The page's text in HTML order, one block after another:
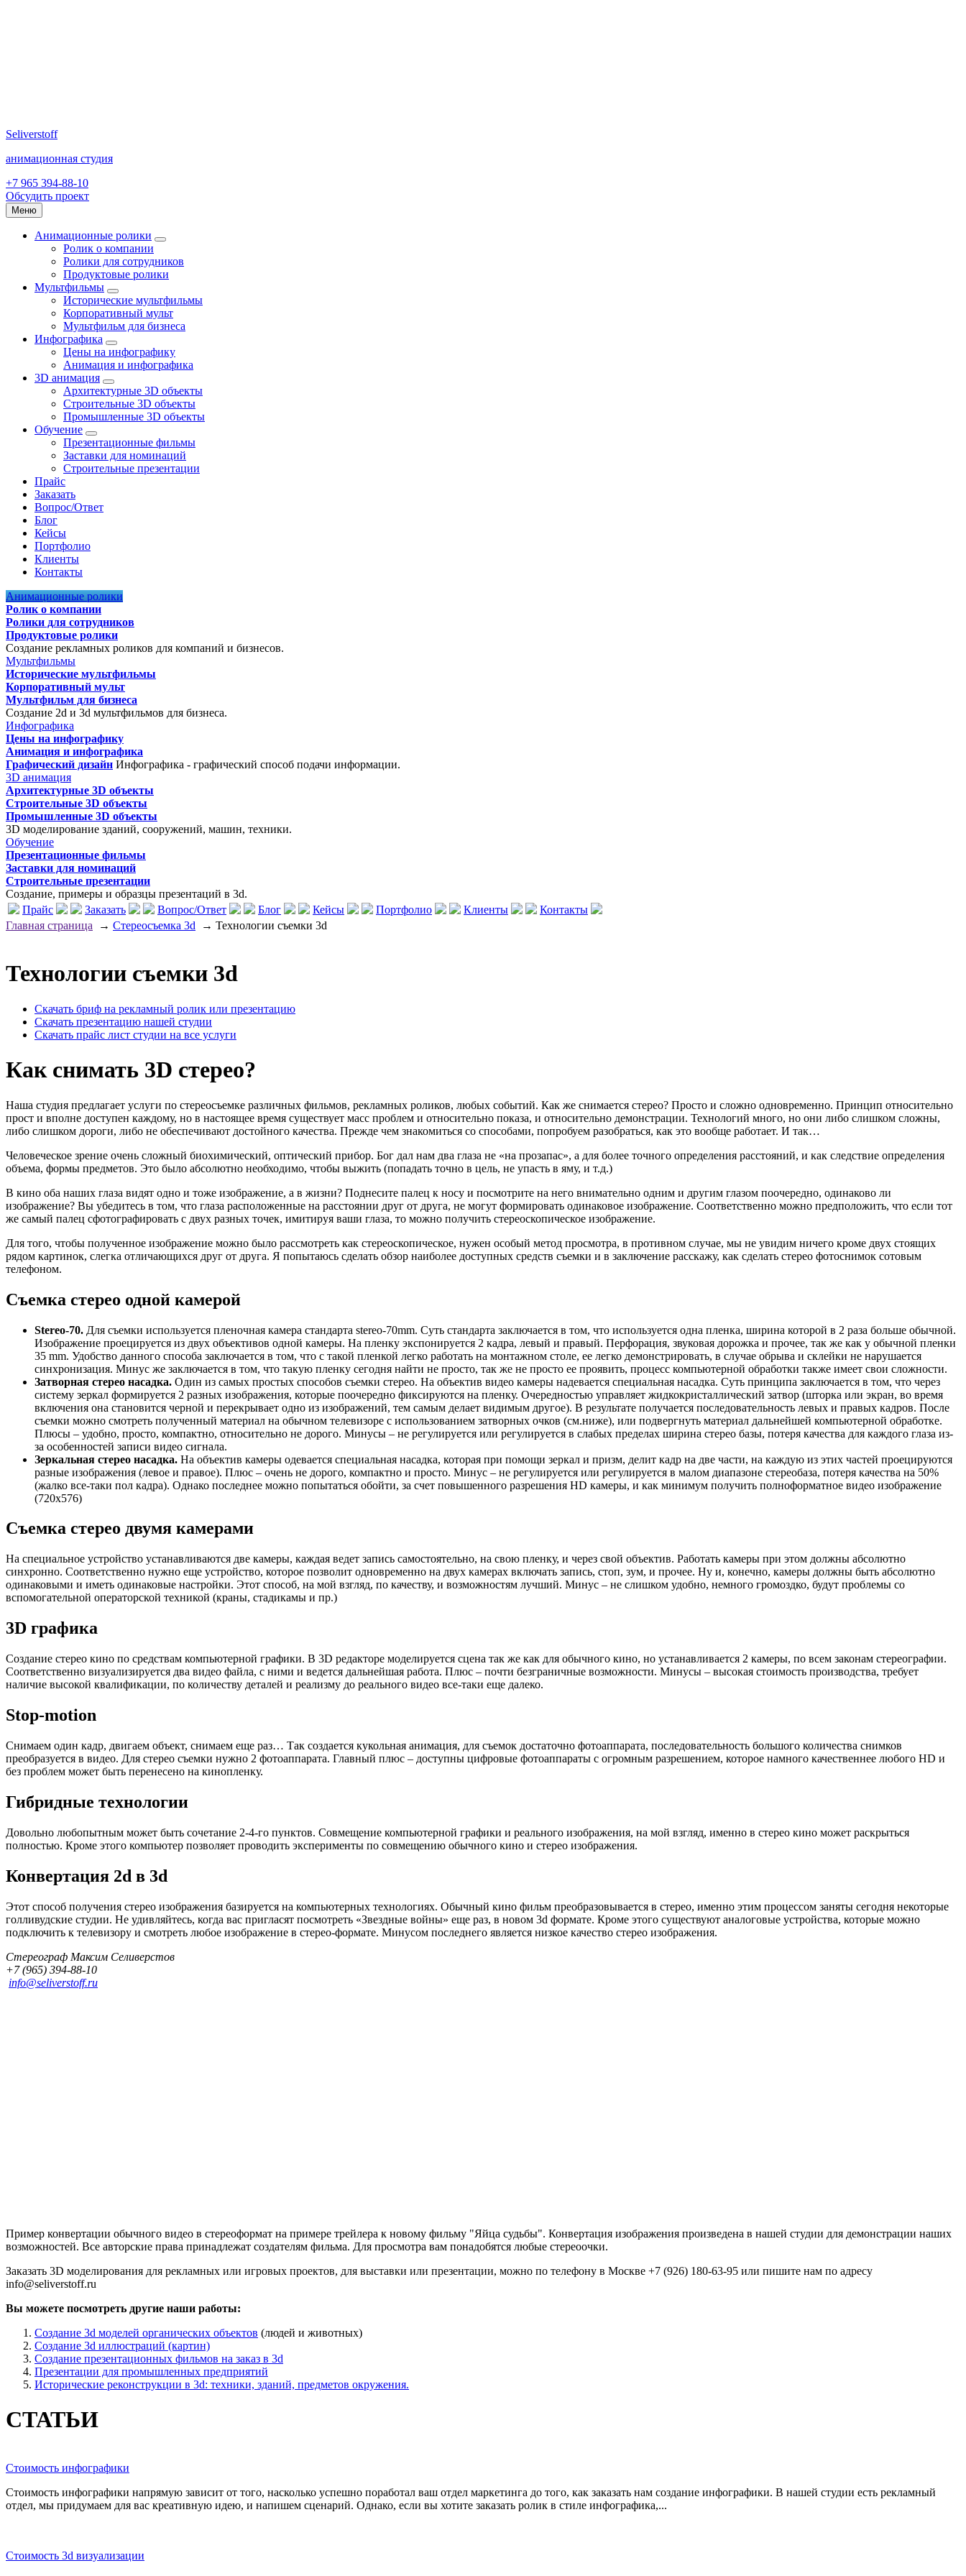
Seliverstoff
анимационная студия
+7 965 394-88-10
Обсудить проект
Меню
Анимационные ролики
Ролик о компании
Ролики для сотрудников
Продуктовые ролики
Мультфильмы
Исторические мультфильмы
Корпоративный мульт
Мультфильм для бизнеса
Инфографика
Цены на инфографику
Анимация и инфографика
3D анимация
Архитектурные 3D объекты
Строительные 3D объекты
Промышленные 3D объекты
Обучение
Презентационные фильмы
Заставки для номинаций
Строительные презентации
Прайс
Заказать
Вопрос/Ответ
Блог
Кейсы
Портфолио
Клиенты
Контакты
Анимационные ролики
Ролик о компании
Ролики для сотрудников
Продуктовые ролики
Создание рекламных роликов для компаний и бизнесов.
Мультфильмы
Исторические мультфильмы
Корпоративный мульт
Мультфильм для бизнеса
Создание 2d и 3d мультфильмов для бизнеса.
Инфографика
Цены на инфографику
Анимация и инфографика
Графический дизайн Инфографика - графический способ подачи информации.
3D анимация
Архитектурные 3D объекты
Строительные 3D объекты
Промышленные 3D объекты
3D моделирование зданий, сооружений, машин, техники.
Обучение
Презентационные фильмы
Заставки для номинаций
Строительные презентации
Создание, примеры и образцы презентаций в 3d.
Прайс
Заказать Вопрос/Ответ Блог Кейсы Портфолио Клиенты
Контакты
Главная страница → Стереосъемка 3d → Технологии съемки 3d
Технологии съемки 3d
Скачать бриф на рекламный ролик или презентацию
Скачать презентацию нашей студии
Скачать прайс лист студии на все услуги
Как снимать 3D стерео?
Наша студия предлагает услуги по стереосъемке различных фильмов, рекламных роликов, любых событий. Как же снимается стерео? Просто и сложно одновременно. Принцип относительно
прост и вполне доступен каждому, но в настоящее время существует масс проблем и относительно показа, и относительно демонстрации. Технологий много, но они либо слишком сложны,
либо слишком дороги, либо не обеспечивают достойного качества. Прежде чем знакомиться со способами, попробуем разобраться, как это вообще работает. И так…
Человеческое зрение очень сложный биохимический, оптический прибор. Бог дал нам два глаза не «на прозапас», а для более точного определения расстояний, и как следствие определения
объема, формы предметов. Это было абсолютно необходимо, чтобы выжить (попадать точно в цель, не упасть в яму, и т.д.)
В кино оба наших глаза видят одно и тоже изображение, а в жизни? Поднесите палец к носу и посмотрите на него внимательно одним и другим глазом поочередно, одинаково ли
изображение? Вы убедитесь в том, что глаза расположенные на расстоянии друг от друга, не могут формировать одинаковое изображение. Соответственно можно предположить, что если тот
же самый палец сфотографировать с двух разных точек, имитируя ваши глаза, то можно получить стереоскопическое изображение.
Для того, чтобы полученное изображение можно было рассмотреть как стереоскопическое, нужен особый метод просмотра, в противном случае, мы не увидим ничего кроме двух стоящих
рядом картинок, слегка отличающихся друг от друга. Я попытаюсь сделать обзор наиболее доступных средств съемки и в заключение расскажу, как сделать стерео фотоснимок сотовым
телефоном.
Съемка стерео одной камерой
Stereo-70. Для съемки используется пленочная камера стандарта stereo-70mm. Суть стандарта заключается в том, что используется одна пленка, ширина которой в 2 раза больше обычной.
Изображение проецируется из двух объективов одной камеры. На пленку экспонируется 2 кадра, левый и правый. Перфорация, звуковая дорожка и прочее, так же как у обычной пленки
35 mm. Удобство данного способа заключается в том, что с такой пленкой легко работать на монтажном столе, ее легко демонстрировать, в случае обрыва и склейки не нарушается
синхронизация. Минус же заключается в том, что такую пленку сегодня найти не просто, так же не просто ее проявить, процесс компьютерной обработки также имеет свои сложности.
Затворная стерео насадка. Один из самых простых способов съемки стерео. На объектив видео камеры надевается специальная насадка. Суть принципа заключается в том, что через
систему зеркал формируется 2 разных изображения, которые поочередно фиксируются на пленку. Очередностью управляет жидкокристаллический затвор (шторка или экран, во время
включения она становится черной и перекрывает одно из изображений, тем самым делает видимым другое). В результате получается последовательность левых и правых кадров. После
съемки можно смотреть полученный материал на обычном телевизоре с использованием затворных очков (см.ниже), или подвергнуть материал дальнейшей компьютерной обработке.
Плюсы – удобно, просто, компактно, относительно не дорого. Минусы – не регулируется или регулируется в слабых пределах ширина стерео базы, потеря качества для каждого глаза из-
за особенностей записи видео сигнала.
Зеркальная стерео насадка. На объектив камеры одевается специальная насадка, которая при помощи зеркал и призм, делит кадр на две части, на каждую из этих частей проецируются
разные изображения (левое и правое). Плюс – очень не дорого, компактно и просто. Минус – не регулируется или регулируется в малом диапазоне стереобаза, потеря качества на 50%
(жалко все-таки пол кадра). Однако последнее можно попытаться обойти, за счет повышенного разрешения HD камеры, и как минимум получить полноформатное видео изображение
(720х576)
Съемка стерео двумя камерами
На специальное устройство устанавливаются две камеры, каждая ведет запись самостоятельно, на свою пленку, и через свой объектив. Работать камеры при этом должны абсолютно
синхронно. Соответственно нужно еще устройство, которое позволит одновременно на двух камерах включать запись, стоп, зум, и прочее. Ну и, конечно, камеры должны быть абсолютно
одинаковыми и иметь одинаковые настройки. Этот способ, на мой взгляд, по качеству, и возможностям лучший. Минус – не слишком удобно, немного громоздко, будут проблемы со
вспомогательной операторской техникой (краны, стадикамы и пр.)
3D графика
Создание стерео кино по средствам компьютерной графики. В 3D редакторе моделируется сцена так же как для обычного кино, но устанавливается 2 камеры, по всем законам стереографии.
Соответственно визуализируется два видео файла, с ними и ведется дальнейшая работа. Плюс – почти безграничные возможности. Минусы – высокая стоимость производства, требует
наличие высокой квалификации, по количеству деталей и реализму до реального видео все-таки еще далеко.
Stop-motion
Снимаем один кадр, двигаем объект, снимаем еще раз… Так создается кукольная анимация, для съемок достаточно фотоаппарата, последовательность большого количества снимков
преобразуется в видео. Для стерео съемки нужно 2 фотоаппарата. Главный плюс – доступны цифровые фотоаппараты с огромным разрешением, которое намного качественнее любого HD и
без проблем может быть перенесено на кинопленку.
Гибридные технологии
Довольно любопытным может быть сочетание 2-4-го пунктов. Совмещение компьютерной графики и реального изображения, на мой взгляд, именно в стерео кино может раскрыться
полностью. Кроме этого компьютер позволяет проводить эксперименты по совмещению обычного кино и стерео изображения.
Конвертация 2d в 3d
Этот способ получения стерео изображения базируется на компьютерных технологиях. Обычный кино фильм преобразовывается в стерео, именно этим процессом заняты сегодня некоторые
голливудские студии. Не удивляйтесь, когда вас пригласят посмотреть «Звездные войны» еще раз, в новом 3d формате. Кроме этого существуют аналоговые устройства, которые можно
подключить к телевизору и смотреть любое изображение в стерео-формате. Минусом последнего является низкое качество стерео изображения.
Стереограф Максим Селиверстов
+7 (965) 394-88-10
info@seliverstoff.ru
Пример конвертации обычного видео в стереоформат на примере трейлера к новому фильму "Яйца судьбы". Конвертация изображения произведена в нашей студии для демонстрации наших
возможностей. Все авторские права принадлежат создателям фильма. Для просмотра вам понадобятся любые стереоочки.
Заказать 3D моделирования для рекламных или игровых проектов, для выставки или презентации, можно по телефону в Москве +7 (926) 180-63-95 или пишите нам по адресу
info@seliverstoff.ru
Вы можете посмотреть другие наши работы:
Создание 3d моделей органических объектов (людей и животных)
Создание 3d иллюстраций (картин)
Создание презентационных фильмов на заказ в 3d
Презентации для промышленных предприятий
Исторические реконструкции в 3d: техники, зданий, предметов окружения.
СТАТЬИ
Стоимость инфографики
Стоимость инфографики напрямую зависит от того, насколько успешно поработал ваш отдел маркетинга до того, как заказать нам создание инфографики. В нашей студии есть рекламный
отдел, мы придумаем для вас креативную идею, и напишем сценарий. Однако, если вы хотите заказать ролик в стиле инфографика,...
Стоимость 3d визуализации